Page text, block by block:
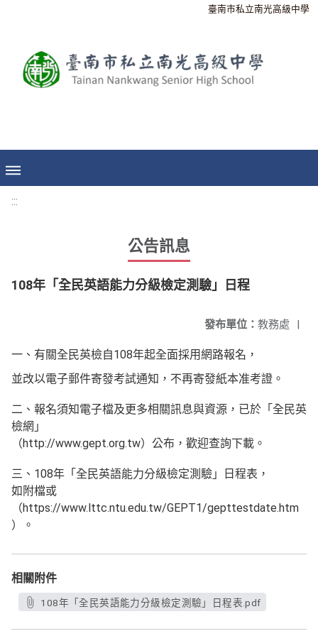
臺南市私立南光高級中學
:::
公告訊息
108年「全民英語能力分級檢定測驗」日程
發布單位： 教務處 |
一、有關全民英檢自108年起全面採用網路報名，
並改以電子郵件寄發考試通知，不再寄發紙本准考證。
二、報名須知電子檔及更多相關訊息與資源，已於「全民英
檢網」
（http://www.gept.org.tw）公布，歡迎查詢下載。
三、108年「全民英語能力分級檢定測驗」日程表，
如附檔或
（https://www.lttc.ntu.edu.tw/GEPT1/gepttestdate.htm
）。
相關附件
108年「全民英語能力分級檢定測驗」日程表.pdf